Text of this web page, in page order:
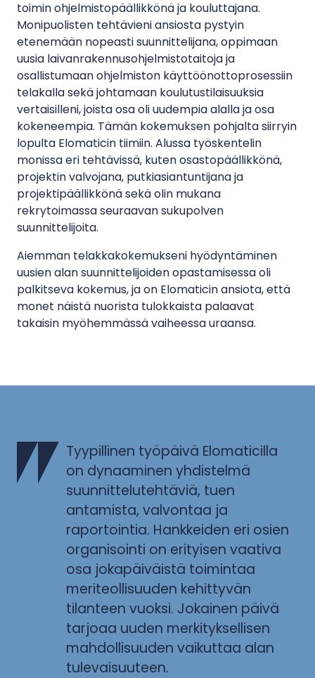
toimin ohjelmistopäällikkönä ja kouluttajana.
Monipuolisten tehtävieni ansiosta pystyin
etenemään nopeasti suunnittelijana, oppimaan
uusia laivanrakennusohjelmistotaitoja ja
osallistumaan ohjelmiston käyttöönottoprosessiin
telakalla sekä johtamaan koulutustilaisuuksia
vertaisilleni, joista osa oli uudempia alalla ja osa
kokeneempia. Tämän kokemuksen pohjalta siirryin
lopulta Elomaticin tiimiin. Alussa työskentelin
monissa eri tehtävissä, kuten osastopäällikkönä,
projektin valvojana, putkiasiantuntijana ja
projektipäällikkönä sekä olin mukana
rekrytoimassa seuraavan sukupolven
suunnittelijoita.
Aiemman telakkakokemukseni hyödyntäminen
uusien alan suunnittelijoiden opastamisessa oli
palkitseva kokemus, ja on Elomaticin ansiota, että
monet näistä nuorista tulokkaista palaavat
takaisin myöhemmässä vaiheessa uraansa.
Tyypillinen työpäivä Elomaticilla
on dynaaminen yhdistelmä
suunnittelutehtäviä, tuen
antamista, valvontaa ja
raportointia. Hankkeiden eri osien
organisointi on erityisen vaativa
osa jokapäiväistä toimintaa
meriteollisuuden kehittyvän
tilanteen vuoksi. Jokainen päivä
tarjoaa uuden merkityksellisen
mahdollisuuden vaikuttaa alan
tulevaisuuteen.